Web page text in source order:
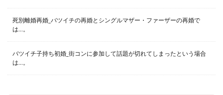
死別離婚再婚_バツイチの再婚とシングルマザー・ファーザーの再婚で
は…。
バツイチ子持ち初婚_街コンに参加して話題が切れてしまったという場合
は…。